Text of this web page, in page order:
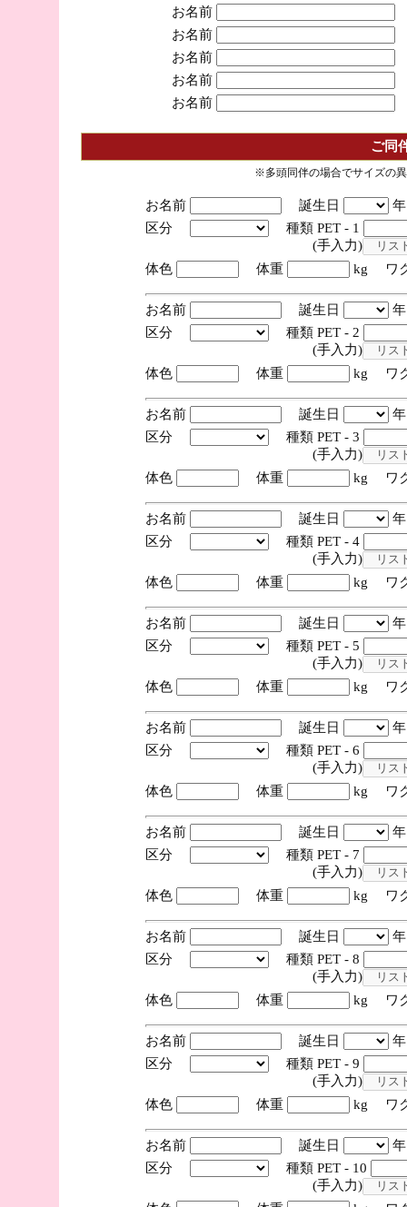
お名前
お名前
お名前
お名前
お名前
ご同
※多頭同伴の場合でサイズの
お名前 誕生日
区分
種類 PET - 1
(手入力)
体色
体重 kg ワ
お名前 誕生日
区分
種類 PET - 2
(手入力)
体色
体重 kg ワ
お名前 誕生日
区分
種類 PET - 3
(手入力)
体色
体重 kg ワ
お名前 誕生日
区分
種類 PET - 4
(手入力)
体色
体重 kg ワ
お名前 誕生日
区分
種類 PET - 5
(手入力)
体色
体重 kg ワ
お名前 誕生日
区分
種類 PET - 6
(手入力)
体色
体重 kg ワ
お名前 誕生日
区分
種類 PET - 7
(手入力)
体色
体重 kg ワ
お名前 誕生日
区分
種類 PET - 8
(手入力)
体色
体重 kg ワ
お名前 誕生日
区分
種類 PET - 9
(手入力)
体色
体重 kg ワ
お名前 誕生日
区分
種類 PET - 10
(手入力)